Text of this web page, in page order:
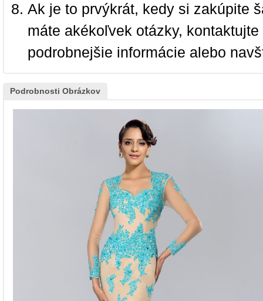
Ak je to prvýkrát, kedy si zakúpite
máte akékoľvek otázky,
podrobnejšie informácie alebo
Podrobnosti Obrázkov